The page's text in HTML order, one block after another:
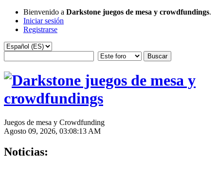
Bienvenido a Darkstone juegos de mesa y crowdfundings.
Iniciar sesión
Registrarse
Juegos de mesa y Crowdfunding
Agosto 09, 2026, 03:08:13 AM
Noticias: